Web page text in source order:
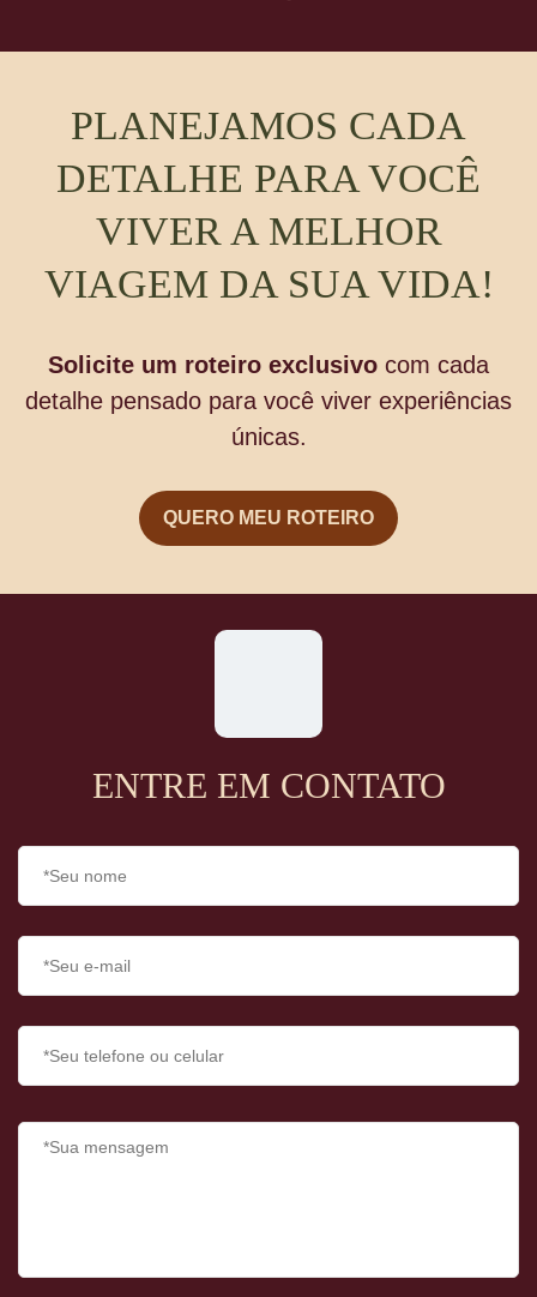
PLANEJAMOS CADA
DETALHE PARA VOCÊ
VIVER A MELHOR
VIAGEM DA SUA VIDA!
Solicite um roteiro exclusivo com cada
detalhe pensado para você viver experiências
únicas.
QUERO MEU ROTEIRO
ENTRE EM CONTATO